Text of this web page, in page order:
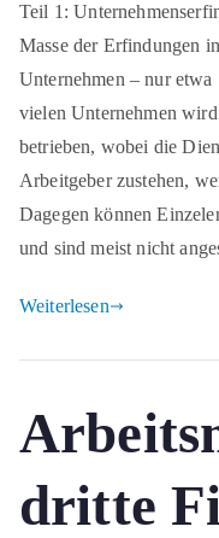
Teil 1:
Masse der Erfindungen
Unternehmen – nur
vielen Unternehmen
betrieben, wobei die
Arbeitgeber zustehen,
Dagegen können
und sind meist nicht
Weiterlesen
dritte